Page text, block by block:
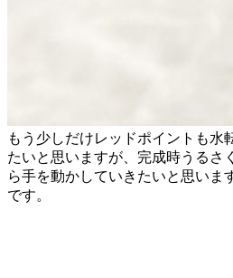
もう少しだけレッドポイントも水
たいと思いますが、完成時うるさ
ら手を動かしていきたいと思いま
です。